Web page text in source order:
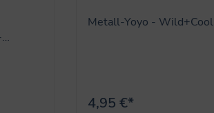
Metall-Yoyo - Wild+Cool
4,95 €*